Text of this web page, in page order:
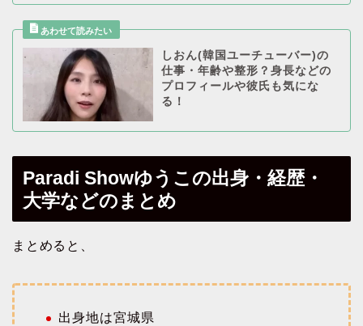
しおん(韓国ユーチューバー)の
仕事・年齢や整形？身長などの
プロフィールや彼氏も気にな
る！
Paradi Showゆうこの出身・経歴・
大学などのまとめ
まとめると、
出身地は宮城県